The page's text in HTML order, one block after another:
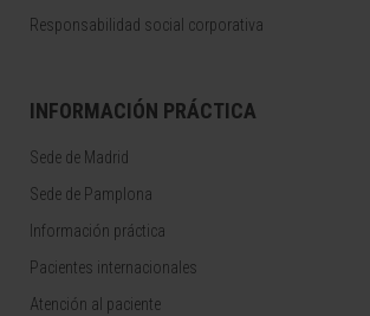
Responsabilidad social corporativa
INFORMACIÓN PRÁCTICA
Sede de Madrid
Sede de Pamplona
Información práctica
Pacientes internacionales
Atención al paciente